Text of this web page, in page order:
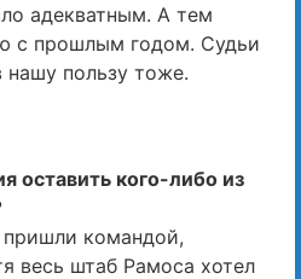
адекватным. А тем
с прошлым годом. Судьи
пользу тоже.
оставить кого-либо из
командой,
весь штаб Рамоса хотел